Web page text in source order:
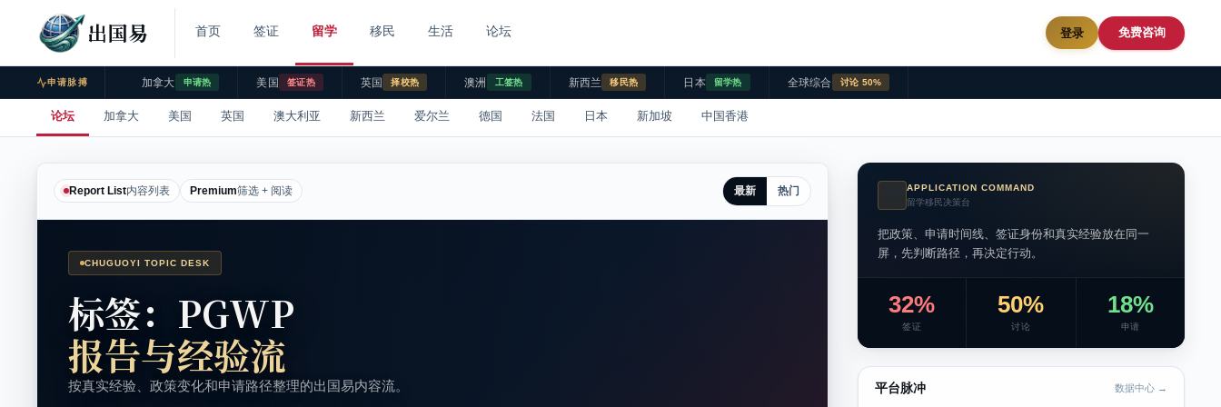
出国易 首页 签证 留学 移民 生活 论坛 登录 免费咨询
申请脉搏 加拿大 申请热 美国 签证热 英国 择校热 澳洲 工签热 新西兰 移民热 日本 留学热 全球综合 讨论 50%
论坛 加拿大 美国 英国 澳大利亚 新西兰 爱尔兰 德国 法国 日本 新加坡 中国香港
Report List内容列表 Premium筛选 + 阅读 最新 热门
CHUGUOYI TOPIC DESK
标签：PGWP
报告与经验流
按真实经验、政策变化和申请路径整理的出国易内容流。
APPLICATION COMMAND
留学移民决策台
把政策、申请时间线、签证身份和真实经验放在同一
屏，先判断路径，再决定行动。
32%
签证
50%
讨论
18%
申请
平台脉冲 数据中心 →